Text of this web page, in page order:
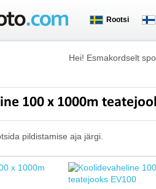
Rootsi
Hei! Esmakordselt
100 x 1000m
pildistamise aja järgi.